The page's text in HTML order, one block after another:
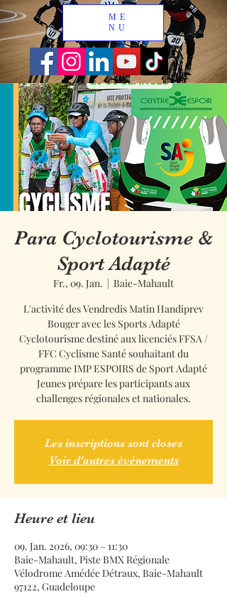
ME
NU
Para Cyclotourisme &
Sport Adapté
Fr., 09. Jan.
  |
Baie-Mahault
L'activité des Vendredis Matin Handiprev
Bouger avec les Sports Adapté
Cyclotourisme destiné aux licenciés FFSA /
FFC Cyclisme Santé souhaitant du
programme IMP ESPOIRS de Sport Adapté
Jeunes prépare les participants aux
challenges régionales et nationales.
Les inscriptions sont closes
Voir d'autres événements
Heure et lieu
09. Jan. 2026, 09:30 – 11:30
Baie-Mahault, Piste BMX Régionale
Vélodrome Amédée Détraux, Baie-Mahault
97122, Guadeloupe